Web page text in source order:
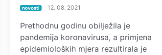
novosti 12. 08. 2021
Prethodnu godinu obilježila je
pandemija koronavirusa, a primjena
epidemioloških mjera rezultirala je